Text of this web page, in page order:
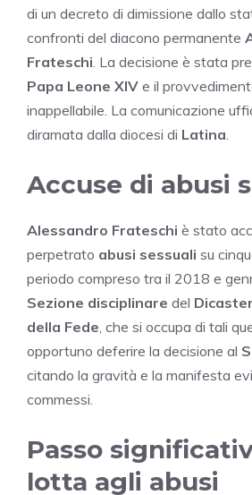
di un decreto di dimissione dallo
confronti del diacono permanente
Frateschi. La decisione è stata
Papa Leone XIV e il
inappellabile. La comunicazione
diramata dalla diocesi di Latina.
Accuse di abusi
Alessandro Frateschi è stato
perpetrato abusi sessuali su
periodo compreso tra il 2018 e
Sezione disciplinare del
della Fede, che si occupa di tali
opportuno deferire la decisione al
citando la gravità e la manifesta
commessi.
Passo
lotta agli abusi